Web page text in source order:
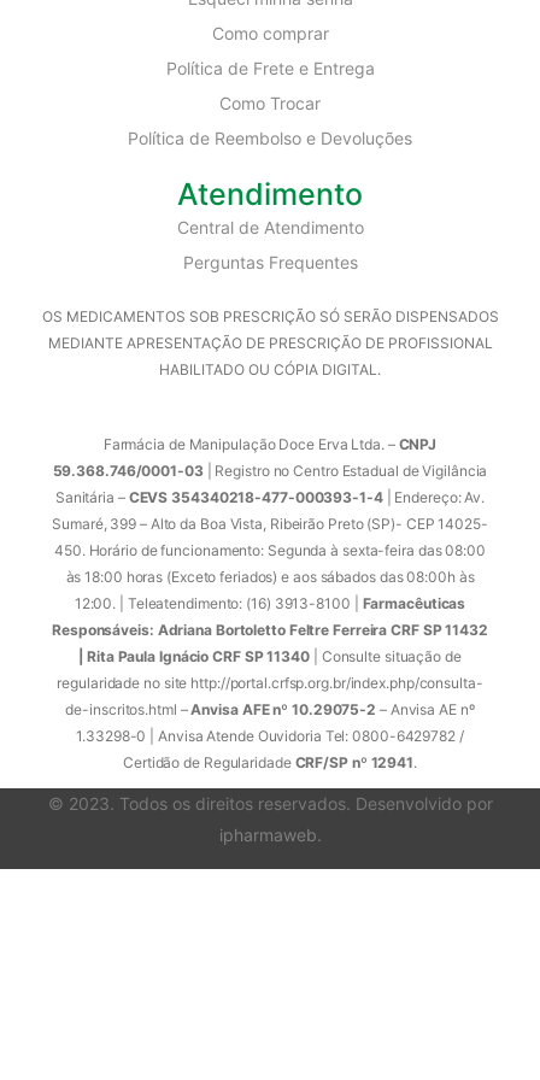
Como comprar
Política de Frete e Entrega
Como Trocar
Política de Reembolso e Devoluções
Atendimento
Central de Atendimento
Perguntas Frequentes
OS MEDICAMENTOS SOB PRESCRIÇÃO SÓ SERÃO DISPENSADOS
MEDIANTE APRESENTAÇÃO DE PRESCRIÇÃO DE PROFISSIONAL
HABILITADO OU CÓPIA DIGITAL.
Farmácia de Manipulação Doce Erva Ltda. – CNPJ
59.368.746/0001-03| Registro no Centro Estadual de Vigilância
Sanitária –CEVS 354340218-477-000393-1-4| Endereço: Av.
Sumaré, 399 – Alto da Boa Vista, Ribeirão Preto (SP)- CEP 14025-
450. Horário de funcionamento: Segunda à sexta-feira das 08:00
às 18:00 horas (Exceto feriados) e aos sábados das 08:00h às
12:00. | Teleatendimento: (16) 3913-8100 | Farmacêuticas
Responsáveis: Adriana Bortoletto Feltre Ferreira CRF SP 11432
| Rita Paula Ignácio CRF SP 11340 | Consulte situação de
regularidade no site http://portal.crfsp.org.br/index.php/consulta-
de-inscritos.html –Anvisa AFE nº 10.29075-2 – Anvisa AE nº
1.33298-0 | Anvisa Atende Ouvidoria Tel: 0800-6429782 /
Certidão de Regularidade CRF/SP nº 12941.
© 2023. Todos os direitos reservados. Desenvolvido por
ipharmaweb.